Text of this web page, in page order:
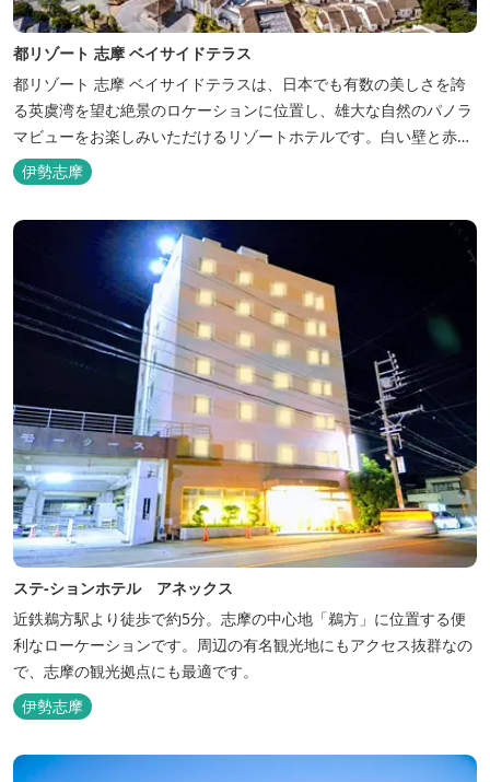
都リゾート 志摩 ベイサイドテラス
都リゾート 志摩 ベイサイドテラスは、日本でも有数の美しさを誇
る英虞湾を望む絶景のロケーションに位置し、雄大な自然のパノラ
マビューをお楽しみいただけるリゾートホテルです。白い壁と赤瓦
の屋根が連なる外観が印象的で、開放的なスパニッシュスタイルを
取り入れた建築美は陽気で自由な寛ぎを感じさせ、まるで異国に足
を踏み入れたと錯覚するほど、どこを歩いても絵になるホテルで
伊勢志摩
ステ-ションホテル アネックス
近鉄鵜方駅より徒歩で約5分。志摩の中心地「鵜方」に位置する便
利なローケーションです。周辺の有名観光地にもアクセス抜群なの
で、志摩の観光拠点にも最適です。
伊勢志摩